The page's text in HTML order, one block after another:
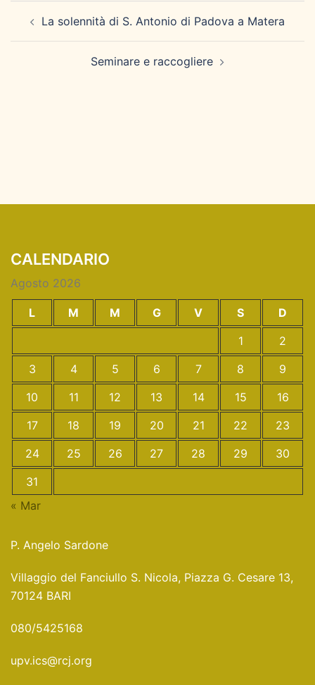
articolo
La solennità di S. Antonio di Padova a Matera
Seminare e raccogliere
CALENDARIO
Agosto 2026
L M M G V S
D
1
2
3
4 5 6 7 8
9
10
11 12 13 14 15
16
17
18 19 20 21 22
23
24
25 26 27 28 29
30
31
« Mar
P. Angelo Sardone
Villaggio del Fanciullo S. Nicola, Piazza G. Cesare 13,
70124 BARI
080/5425168
upv.ics@rcj.org